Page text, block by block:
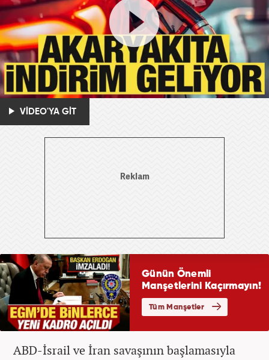
VİDEO'YA GİT
ABD-İsrail ve İran savaşının başlamasıyla